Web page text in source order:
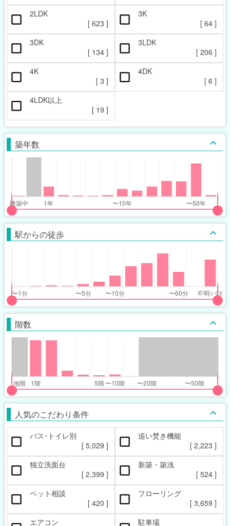
2LDK
[ 623 ]
3K
[ 64 ]
3DK
[ 134 ]
3LDK
[ 206 ]
4K
[ 3 ]
4DK
[ 6 ]
4LDK以上
[ 19 ]
築年数
駅からの徒歩
階数
人気のこだわり条件
バス･トイレ別
[ 5,029 ]
追い焚き機能
[ 2,223 ]
独立洗面台
[ 2,399 ]
新築・築浅
[ 524 ]
ペット相談
[ 420 ]
フローリング
[ 3,659 ]
エアコン
駐車場